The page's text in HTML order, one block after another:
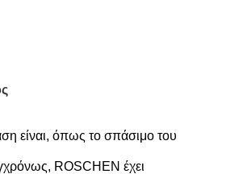
είναι, όπως το σπάσιμο του
ROSCHEN έχει